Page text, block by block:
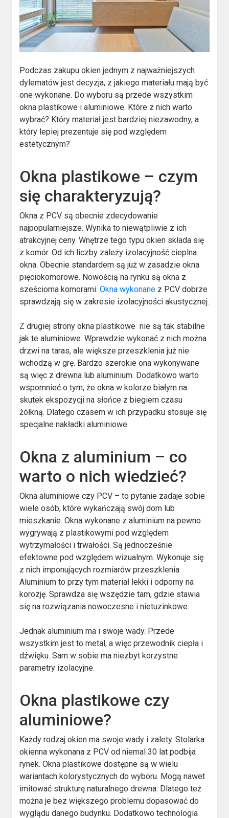
Podczas zakupu okien jednym z najważniejszych
dylematów jest decyzja, z jakiego materiału mają być
one wykonane. Do wyboru są przede wszystkim
okna plastikowe i aluminiowe. Które z nich warto
wybrać? Który materiał jest bardziej niezawodny, a
który lepiej prezentuje się pod względem
estetycznym?
Okna plastikowe – czym
się charakteryzują?
Okna z PCV są obecnie zdecydowanie
najpopularniejsze. Wynika to niewątpliwie z ich
atrakcyjnej ceny. Wnętrze tego typu okien składa się
z komór. Od ich liczby zależy izolacyjność cieplna
okna. Obecnie standardem są już w zasadzie okna
pięciokomorowe. Nowością na rynku są okna z
sześcioma komorami.Okna wykonane z PCV dobrze
sprawdzają się w zakresie izolacyjności akustycznej.
Z drugiej strony okna plastikowe nie są tak stabilne
jak te aluminiowe. Wprawdzie wykonać z nich można
drzwi na taras, ale większe przeszklenia już nie
wchodzą w grę. Bardzo szerokie ona wykonywane
są więc z drewna lub aluminium. Dodatkowo warto
wspomnieć o tym, że okna w kolorze białym na
skutek ekspozycji na słońce z biegiem czasu
żółkną. Dlatego czasem w ich przypadku stosuje się
specjalne nakładki aluminiowe.
Okna z aluminium – co
warto o nich wiedzieć?
Okna aluminiowe czy PCV – to pytanie zadaje sobie
wiele osób, które wykańczają swój dom lub
mieszkanie. Okna wykonane z aluminium na pewno
wygrywają z plastikowymi pod względem
wytrzymałości i trwałości. Są jednocześnie
efektowne pod względem wizualnym. Wykonuje się
z nich imponujących rozmiarów przeszklenia.
Aluminium to przy tym materiał lekki i odporny na
korozję. Sprawdza się wszędzie tam, gdzie stawia
się na rozwiązania nowoczesne i nietuzinkowe.
Jednak aluminium ma i swoje wady. Przede
wszystkim jest to metal, a więc przewodnik ciepła i
dźwięku. Sam w sobie ma niezbyt korzystne
parametry izolacyjne.
Okna plastikowe czy
aluminiowe?
Każdy rodzaj okien ma swoje wady i zalety. Stolarka
okienna wykonana z PCV od niemal 30 lat podbija
rynek. Okna plastikowe dostępne są w wielu
wariantach kolorystycznych do wyboru. Mogą nawet
imitować strukturę naturalnego drewna. Dlatego też
można je bez większego problemu dopasować do
wyglądu danego budynku. Dodatkowo technologia